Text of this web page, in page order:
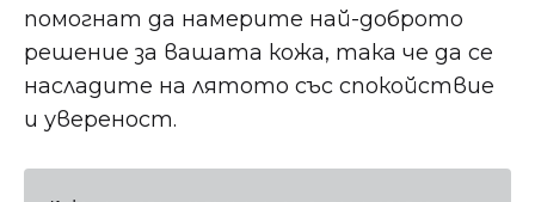
помогнат да намерите най-доброто
решение за вашата кожа, така че да се
насладите на лятото със спокойствие
и увереност.